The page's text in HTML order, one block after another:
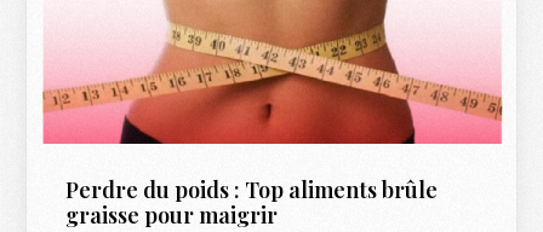
Perdre du poids : Top aliments brûle
graisse pour maigrir